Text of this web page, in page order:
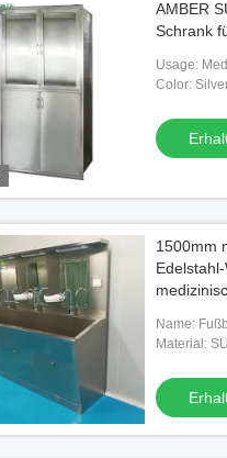
AMBER
Schrank
Usage:
Color:
1500mm
Name:
Material: